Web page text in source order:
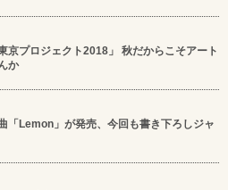
京プロジェクト2018」 秋だからこそアート
か
「Lemon」が発売、今回も書き下ろしジャ